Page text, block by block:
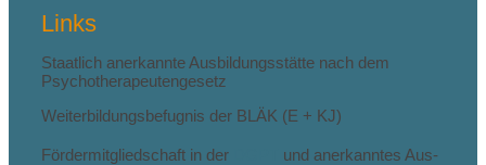
Links
Staatlich anerkannte Ausbildungsstätte nach dem
Psychotherapeutengesetz
Weiterbildungsbefugnis der BLÄK (E + KJ)
Fördermitgliedschaft in der
und anerkanntes Aus-